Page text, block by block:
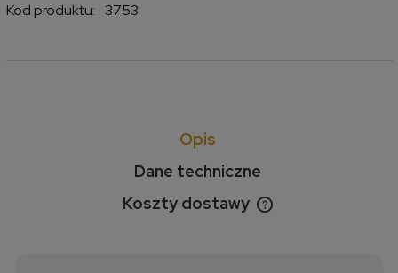
Kod produktu:
3753
Opis
Dane techniczne
Koszty dostawy
Cena nie zawiera ewentualnych kosztów płatności